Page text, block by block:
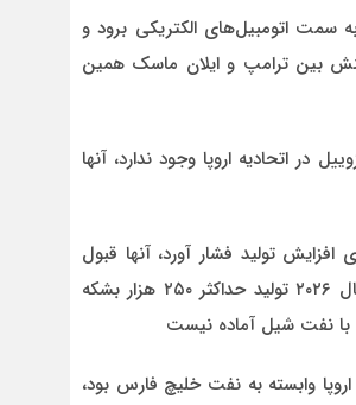
سمت اتومبیل‌های الکتریکی برود و
تنش بین ترامپ و ایلان ماسک همین
در اتحادیه اروپا وجود ندارد، آنها
تولید فشار آورد، آنها قبول
نکردند و برخی معتقدند ظرفیت تولید نفتی آمریکا همین است و برآورد برای سال ۲۰۲۶ تولید حداکثر ۲۵۰ هزار بشکه
با نفت شیل آماده نیست
وابسته به نفت خلیچ فارس بود،